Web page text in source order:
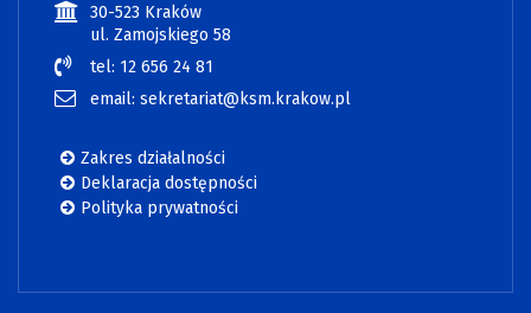
30-523 Kraków
ul. Zamojskiego 58
tel: 12 656 24 81
email: sekretariat@ksm.krakow.pl
Zakres działalności
Deklaracja dostępności
Polityka prywatności